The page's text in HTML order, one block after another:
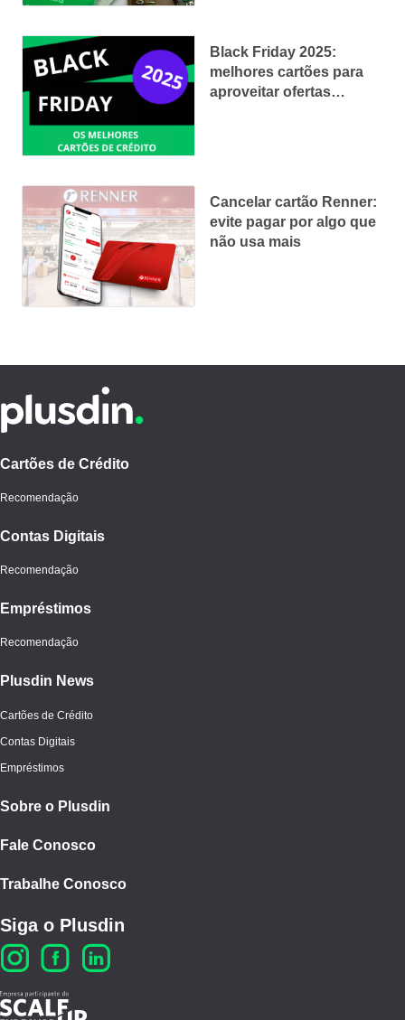
Black Friday 2025:
melhores cartões para
aproveitar ofertas
Cancelar cartão Renner:
evite pagar por algo que
não usa mais
Cartões de Crédito
Recomendação
Contas Digitais
Recomendação
Empréstimos
Recomendação
Plusdin News
Cartões de Crédito
Contas Digitais
Empréstimos
Sobre o Plusdin
Fale Conosco
Trabalhe Conosco
Siga o Plusdin